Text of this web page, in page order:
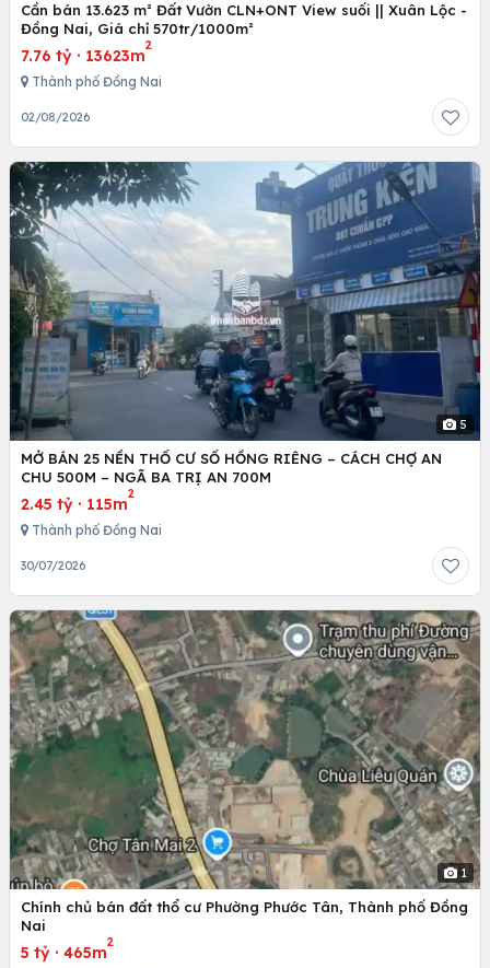
Cần bán 13.623 m² Đất Vườn CLN+ONT View suối || Xuân Lộc -
Đồng Nai, Giá chỉ 570tr/1000m²
7.76 tỷ · 13623m
2
Thành phố Đồng Nai
02/08/2026
5
MỞ BÁN 25 NỀN THỔ CƯ SỔ HỒNG RIÊNG – CÁCH CHỢ AN
CHU 500M – NGÃ BA TRỊ AN 700M
2.45 tỷ · 115m
2
Thành phố Đồng Nai
30/07/2026
1
Chính chủ bán đất thổ cư Phường Phước Tân, Thành phố Đồng
Nai
5 tỷ · 465m
2